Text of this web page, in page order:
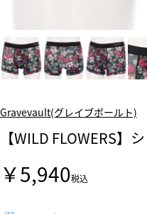
Gravevault(グレイブボールト)
【WILD FLOWERS】
￥5,940税込